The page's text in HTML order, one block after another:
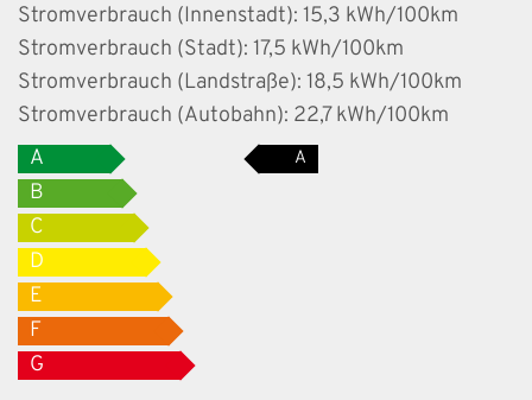
Stromverbrauch (Innenstadt): 15,3 kWh/100km
Stromverbrauch (Stadt): 17,5 kWh/100km
Stromverbrauch (Landstraße): 18,5 kWh/100km
Stromverbrauch (Autobahn): 22,7 kWh/100km
A
A
B
C
D
E
F
G